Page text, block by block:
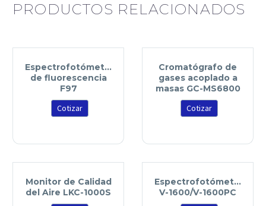
PRODUCTOS RELACIONADOS
Espectrofotómetro
de fluorescencia
F97
Cotizar
Cromatógrafo de
gases acoplado a
masas GC-MS6800
Cotizar
Monitor de Calidad
del Aire LKC-1000S
Espectrofotómetro
V-1600/V-1600PC